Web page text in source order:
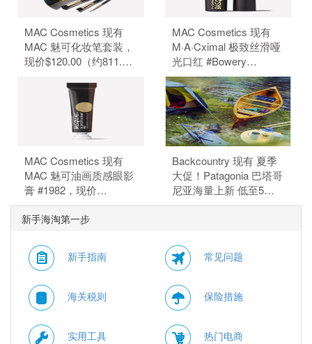
MAC Cosmetics 现有
MAC 魅可化妆笔套装，
现价$120.00（约811.70
MAC Cosmetics 现有
M·A·Cximal 极致丝滑哑
光口红 #Bowery
Brown，现价$35.00（约
236.75元）。 无需使用
优惠码。
MAC Cosmetics 现有
MAC 魅可油画质感眼影
膏 #1982，现价
$30.00（约202.93
元）。 无需使用优惠
Backcountry 现有 夏季
大促！Patagonia 巴塔哥
尼亚海量上新 低至5
折。 无需使用优惠码。
新手海淘第一步
新手指南 常见问题
海关税则 保险措施
实用工具 热门电商